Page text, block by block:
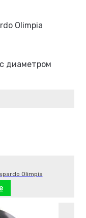
Olimpia
диаметром
Olimpia